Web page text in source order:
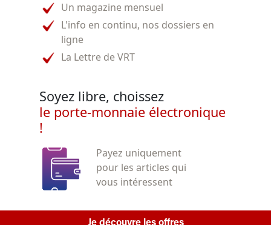
Un magazine mensuel
L'info en continu, nos dossiers en
ligne
La Lettre de VRT
Soyez libre, choissez
le porte-monnaie électronique
!
Payez uniquement
pour les articles qui
vous intéressent